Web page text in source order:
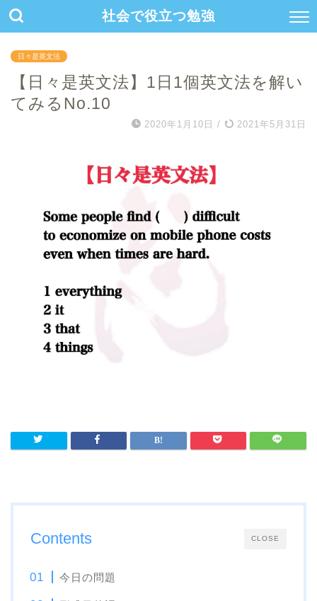
社会で役立つ勉強
日々是英文法
【日々是英文法】1日1個英文法を解い
てみるNo.10
2020年1月10日 / 2021年5月31日
CLOSE
Contents
今日の問題